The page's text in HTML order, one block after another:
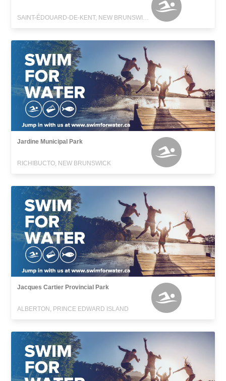
SAINT-ÉDOUARD-DE-KENT, NEW BRUNSWICK
Jardine Municipal Park
RICHIBUCTO, NEW BRUNSWICK
Jacques Cartier Provincial Park
ALBERTON, PRINCE EDWARD ISLAND